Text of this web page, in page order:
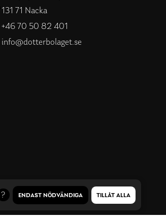
131 71 Nacka
+46 70 50 82 401
info@dotterbolaget.se
ENDAST NÖDVÄNDIGA TILLÅT ALLA